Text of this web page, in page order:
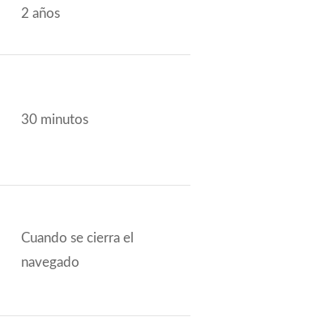
2 años
30 minutos
Cuando se cierra el
navegado